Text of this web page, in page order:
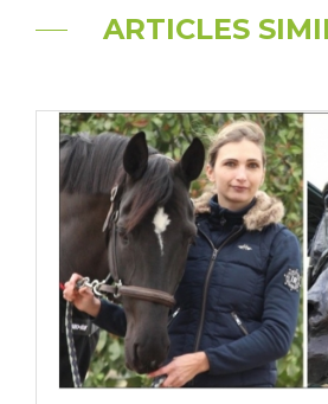
ARTICLES